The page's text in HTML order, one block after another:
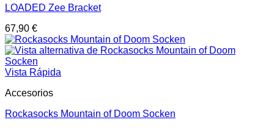
LOADED Zee Bracket
67,90 €
Vista Rápida
Accesorios
Rockasocks Mountain of Doom Socken